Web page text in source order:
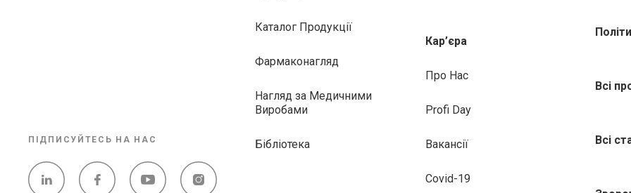
Каталог Продукції
Фармаконагляд
Нагляд за Медичними
Виробами
Бібліотека
Кар’єра
Про Нас
Profi Day
Вакансії
Covid-19
Всі
Всі
ПІДПИСУЙТЕСЬ НА НАС